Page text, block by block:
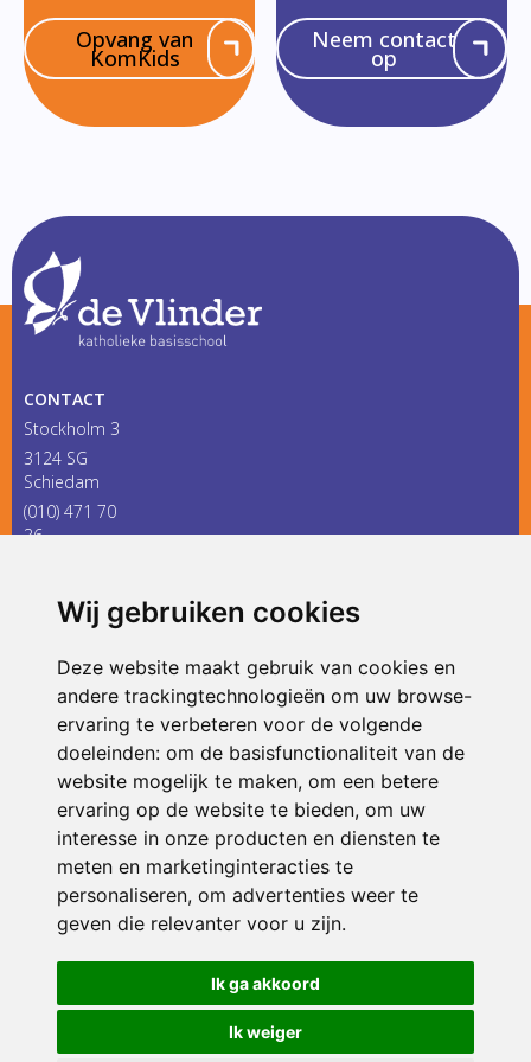
Wij gebruiken cookies
Deze website maakt gebruik van cookies en
andere trackingtechnologieën om uw browse-
ervaring te verbeteren voor de volgende
doeleinden: om de basisfunctionaliteit van de
website mogelijk te maken, om een betere
ervaring op de website te bieden, om uw
interesse in onze producten en diensten te
meten en marketinginteracties te
personaliseren, om advertenties weer te
geven die relevanter voor u zijn.
Ik ga akkoord
Ik weiger
Opvang van
KomKids
Neem contact
op
CONTACT
Stockholm 3
3124 SG
Schiedam
(010) 471 70
36
ONDERDEEL VAN
© 2026 De Vlinder | Alle rechten voorbehouden
Privacy policy|Disclaimer| Klachtenregeling|RSIN en Anbi
voorkeuren
Crealisatie The MindOffice